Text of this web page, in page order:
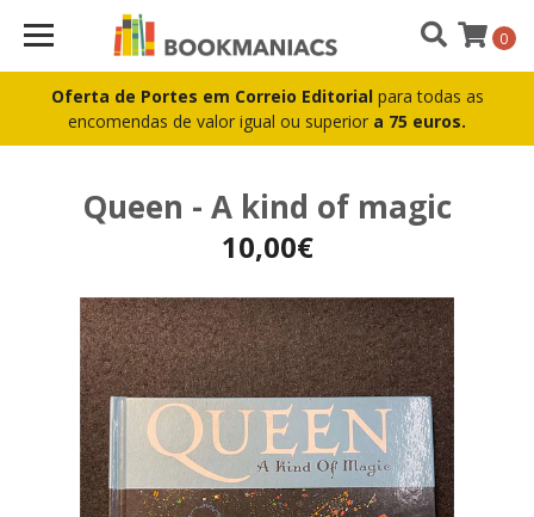
Oferta de Portes em Correio Editorial para todas as
encomendas de valor igual ou superior a 75 euros.
0
Queen - A kind of magic
10,00€